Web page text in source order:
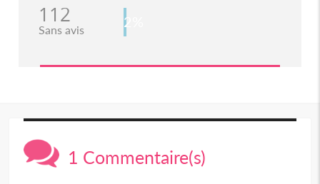
112
Sans avis 2%
1 Commentaire(s)